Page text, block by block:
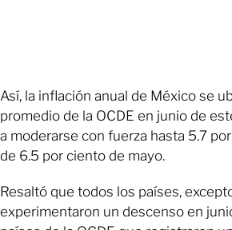
Así, la inflación anual de México se
promedio de la OCDE en junio de
a moderarse con fuerza hasta 5.7
de 6.5 por ciento de mayo.
Resaltó que todos los países,
experimentaron un descenso en